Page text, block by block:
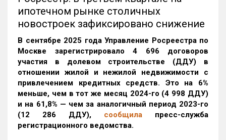
ипотечном рынке столичных
новостроек зафиксировано снижение
В сентябре 2025 года Управление Росреестра по
Москве зарегистрировало 4 696 договоров
участия в долевом строительстве (ДДУ) в
отношении жилой и нежилой недвижимости с
привлечением кредитных средств. Это на 6%
меньше, чем в тот же месяц 2024-го (4 998 ДДУ)
и на 61,8% — чем за аналогичный период 2023-го
(12 286 ДДУ), сообщила пресс-служба
регистрационного ведомства.